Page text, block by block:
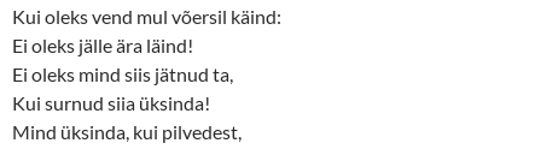
Kui oleks vend mul võersil käind:
Ei oleks jälle ära läind!
Ei oleks mind siis jätnud ta,
Kui surnud siia üksinda!
Mind üksinda, kui pilvedest,